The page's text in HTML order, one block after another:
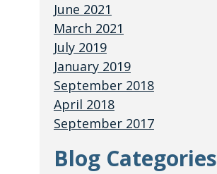
June 2021
March 2021
July 2019
January 2019
September 2018
April 2018
September 2017
Blog Categories